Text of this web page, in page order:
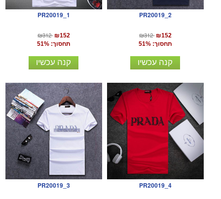
PR20019_1
₪312 ₪152
תחסוך: 51%
קנה עכשיו
PR20019_2
₪312 ₪152
תחסוך: 51%
קנה עכשיו
PR20019_3 PR20019_4